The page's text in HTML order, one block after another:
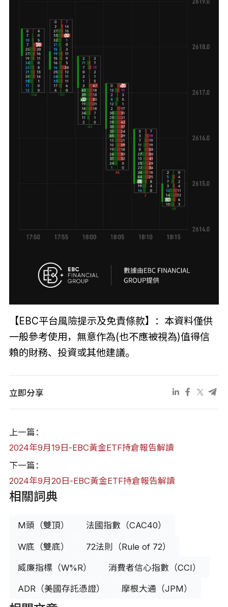
【EBC平台風險提示及免責條款】：本資料僅供
一般參考使用，無意作為(也不應被視為)值得信
賴的財務、投資或其他建議。
立即分享
上一篇：
2024年9月19日-EBC黃金ETF持倉報告解讀
下一篇：
2024年9月20日-EBC黃金ETF持倉報告解讀
相關詞典
M頭（雙頂） 法國指數（CAC40）
W底（雙底） 72法則（Rule of 72）
威廉指標（W%R） 消費者信心指數（CCI）
ADR（美國存託憑證） 摩根大通（JPM）